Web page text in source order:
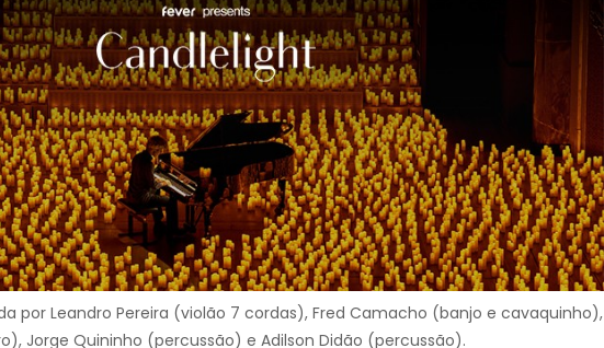
por Leandro Pereira (violão 7 cordas), Fred Camacho (banjo e cavaquinho),
Jorge Quininho (percussão) e Adilson Didão (percussão).